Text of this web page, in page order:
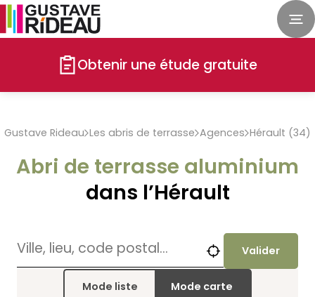
Obtenir une étude gratuite
Gustave Rideau Les abris de terrasse Agences Hérault (34)
Abri de terrasse aluminium
dans l’Hérault
Valider
Mode liste Mode carte